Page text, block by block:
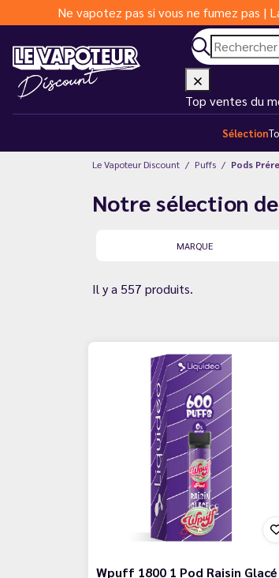
Ne vapotez pas si vous ne fumez pas |
Top ventes du
Sélection
Le Vapoteur Discount Puffs Pods
Notre sélection
MARQUE
Il y a 557 produits.
Wpuff 1800 1 Pod Raisin